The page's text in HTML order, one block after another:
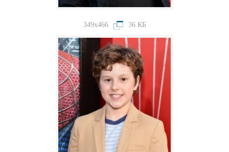
349x466 36 КБ